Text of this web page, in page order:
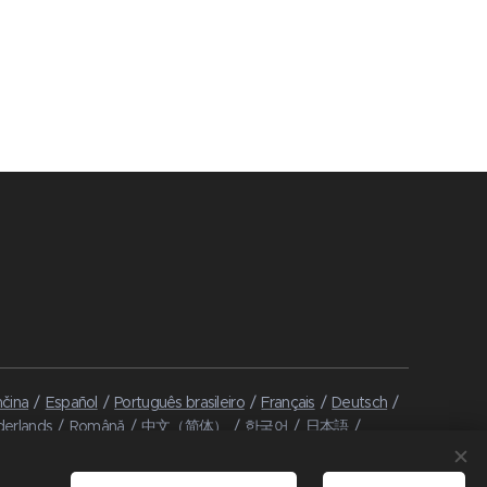
Español Português brasileiro Français
Deutsch
Română 中文（简体） 한국어
日本語
Türkçe Magyar Shqip العربية Azərbaycan